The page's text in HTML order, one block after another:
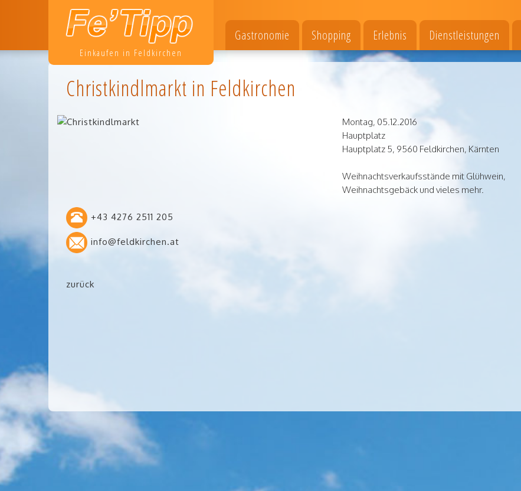
Einkaufen in Feldkirchen
Gastronomie Shopping Erlebnis Dienstleistungen
Christkindlmarkt in Feldkirchen
Montag, 05.12.2016
Hauptplatz
Hauptplatz 5, 9560 Feldkirchen, Kärnten
Weihnachtsverkaufsstände mit Glühwein,
Weihnachtsgebäck und vieles mehr.
+43 4276 2511 205
info@feldkirchen.at
zurück